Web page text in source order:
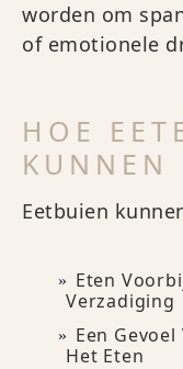
worden om
of emotionele
HOE
KUNNEN
Eetbuien
Eten
Verzadiging
Een
Het Eten